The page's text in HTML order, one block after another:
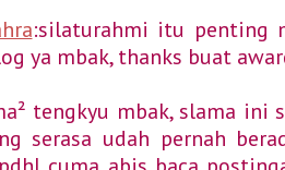
:silaturahmi itu penting
ya mbak, thanks buat
tengkyu mbak, slama ini
serasa udah pernah